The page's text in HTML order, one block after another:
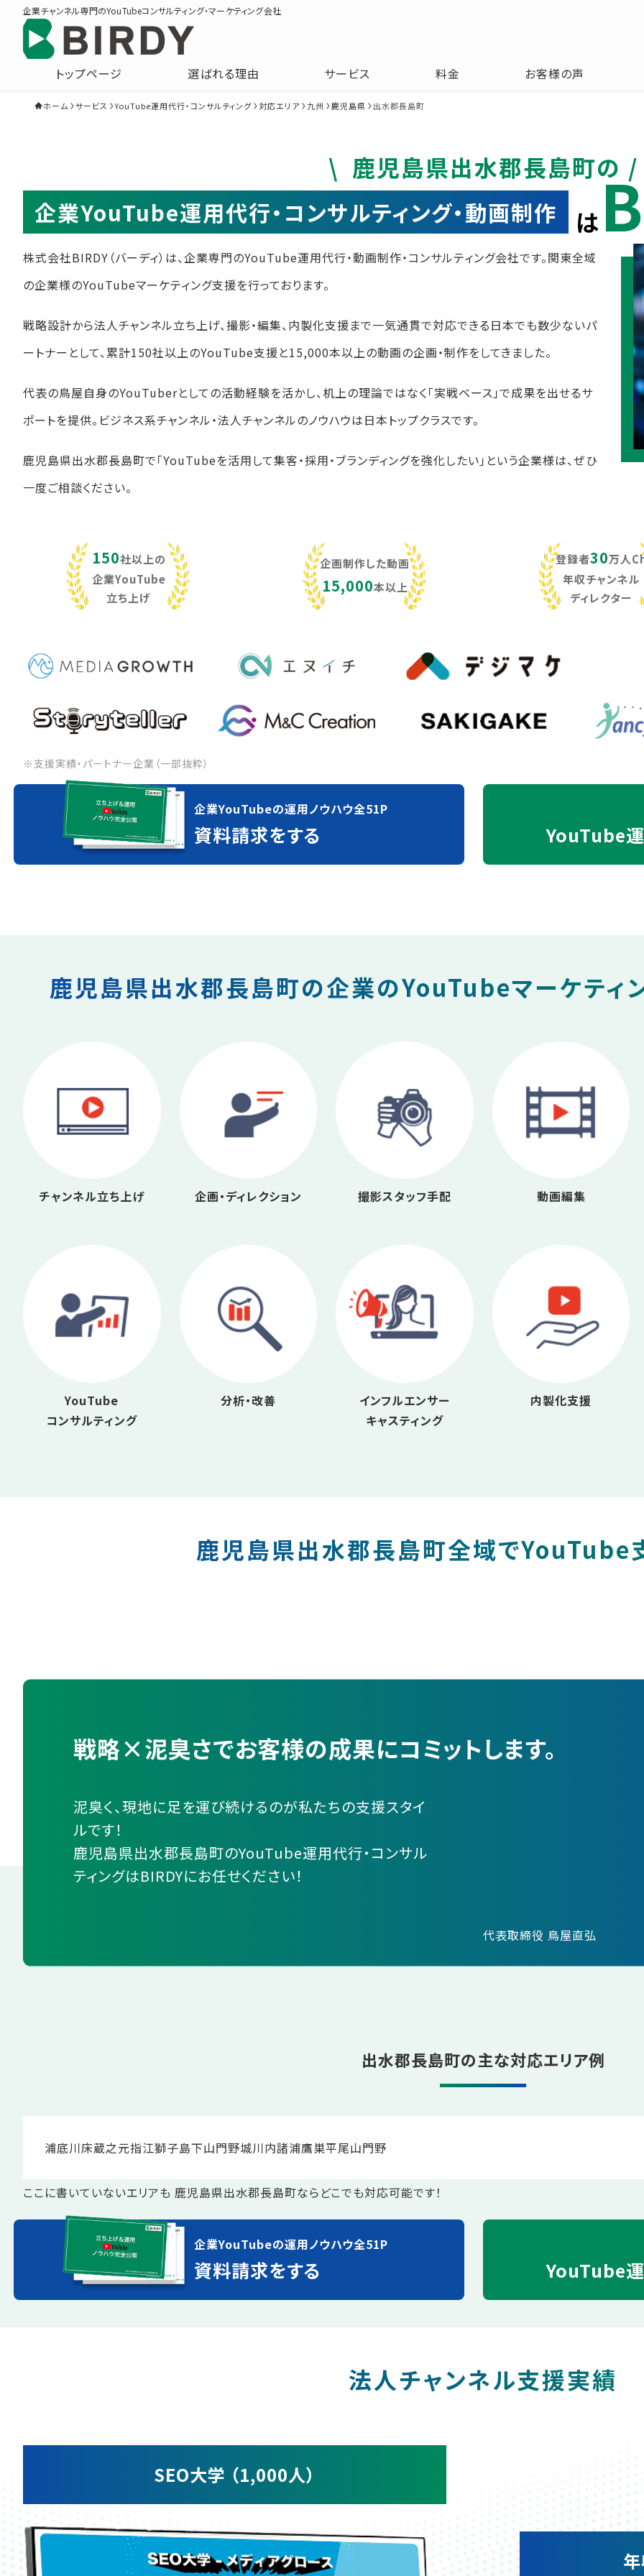
企業チャンネル専門のYouTubeコンサルティング・マーケティング会社
トップページ 選ばれる理由 サービス 料金 お客様の声
ホーム サービス YouTube運用代行・コンサルティング 対応エリア 九州 鹿児島県 出水郡長島町
鹿児島県出水郡長島町の
企業YouTube運用代行・コンサルティング・動画制作 は
株式会社BIRDY（バーディ）は、企業専門のYouTube運用代行・動画制作・コンサルティング会社です。関東全域
の企業様のYouTubeマーケティング支援を行っております。
戦略設計から法人チャンネル立ち上げ、撮影・編集、内製化支援まで一気通貫で対応できる日本でも数少ないパ
ートナーとして、累計150社以上のYouTube支援と15,000本以上の動画の企画・制作をしてきました。
代表の鳥屋自身のYouTuberとしての活動経験を活かし、机上の理論ではなく「実戦ベース」で成果を出せるサ
ポートを提供。ビジネス系チャンネル・法人チャンネルのノウハウは日本トップクラスです。
鹿児島県出水郡長島町で「YouTubeを活用して集客・採用・ブランディングを強化したい」という企業様は、ぜひ
一度ご相談ください。
150社以上の
企業YouTube
立ち上げ
企画制作した動画
15,000本以上
登録者30万人
年収チャンネル
ディレクター
※支援実績・パートナー企業（一部抜粋）
企業YouTubeの運用ノウハウ全51P
資料請求をする YouTube
鹿児島県出水郡長島町の企業のYouTubeマーケティ
チャンネル立ち上げ 企画・ディレクション 撮影スタッフ手配 動画編集
YouTube
コンサルティング
分析・改善
インフルエンサー
キャスティング
内製化支援
鹿児島県出水郡長島町全域でYouTube
戦略×泥臭さでお客様の成果にコミットします。
泥臭く、現地に足を運び続けるのが私たちの支援スタイ
ルです！
鹿児島県出水郡長島町のYouTube運用代行・コンサル
ティングはBIRDYにお任せください！
代表取締役 鳥屋直弘
出水郡長島町の主な対応エリア例
浦底川床蔵之元指江獅子島下山門野城川内諸浦鷹巣平尾山門野
ここに書いていないエリアも 鹿児島県出水郡長島町ならどこでも対応可能です！
企業YouTubeの運用ノウハウ全51P
資料請求をする YouTube
法人チャンネル支援実績
SEO大学 （1,000人）